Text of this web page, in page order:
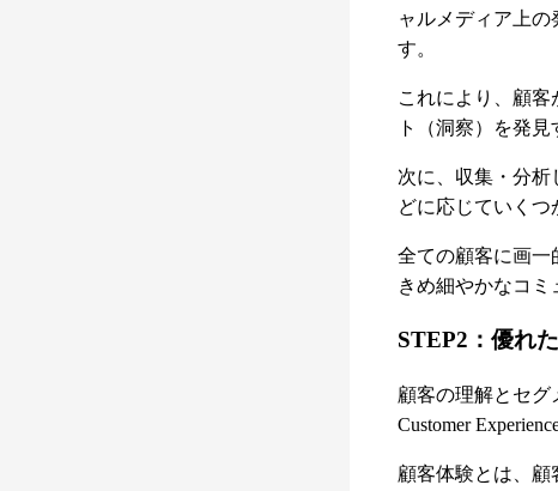
ャルメディア上
す。
これにより、顧
ト（洞察）を発見
次に、収集・分
どに応じていくつ
全ての顧客に画一
きめ細やかなコミ
STEP2：優れ
顧客の理解とセグ
Customer
顧客体験とは、